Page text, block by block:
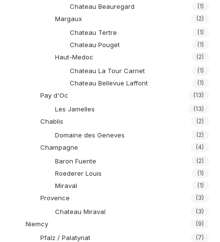
Chateau Beauregard (1)
Margaux (2)
Chateau Tertre (1)
Chateau Pouget (1)
Haut-Medoc (2)
Chateau La Tour Carnet (1)
Chateau Bellevue Laffont (1)
Pay d'Oc (13)
Les Jamelles (13)
Chablis (2)
Domaine des Geneves (2)
Champagne (4)
Baron Fuente (2)
Roederer Louis (1)
Miraval (1)
Provence (3)
Chateau Miraval (3)
Niemcy (9)
Pfalz / Palatynat (7)